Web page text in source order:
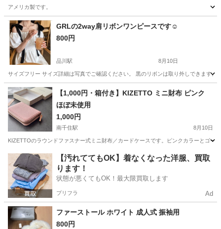
アメリカ製です。
東京 世田谷区 服/ファッション
GRLの2way肩リボンワンピースです☺️
800円
品川駅 8月10日
サイズフリー サイズ詳細は写真でご確認ください。 黒のリボンは取り外しできます
東京 港区 品川駅 ワンピース
【1,000円・箱付き】KIZETTO ミニ財布 ピンク
ほぼ未使用
1,000円
南千住駅 8月10日
KIZETTOのラウンドファスナー式ミニ財布／カードケースです。ピンクカラーとゴ
東京 荒川区 南千住駅 小物
【汚れててもOK】着なくなった洋服、買取
ります！
状態が悪くてもOK！最大限買取します
プリフラ Ad
ファーストール ホワイト 成人式 振袖用
800円